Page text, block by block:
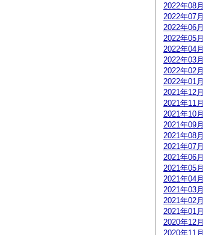
2022年08月
2022年07月
2022年06月
2022年05月
2022年04月
2022年03月
2022年02月
2022年01月
2021年12月
2021年11月
2021年10月
2021年09月
2021年08月
2021年07月
2021年06月
2021年05月
2021年04月
2021年03月
2021年02月
2021年01月
2020年12月
2020年11月